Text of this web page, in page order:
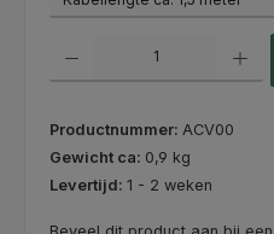
Productnummer: ACV00
Gewicht ca: 0,9 kg
Levertijd: 1 - 2 weken